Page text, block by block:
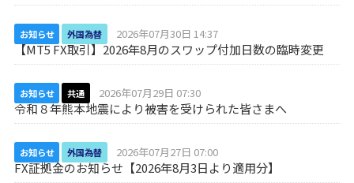
お知らせ 外国為替 2026年07月30日 14:37
【MT5 FX取引】2026年8月のスワップ付加日数の臨時変更
お知らせ 共通 2026年07月29日 07:30
令和８年熊本地震により被害を受けられた皆さまへ
お知らせ 外国為替 2026年07月27日 07:00
FX証拠金のお知らせ【2026年8月3日より適用分】